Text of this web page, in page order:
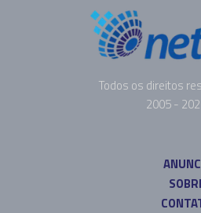
Todos os direitos
2005 -